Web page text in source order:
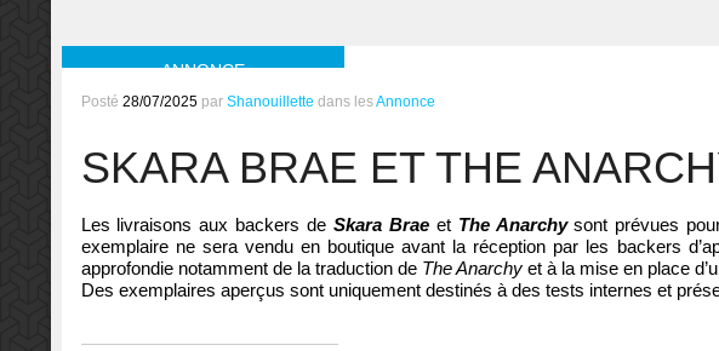
ANNONCE
Posté 28/07/2025 par Shanouillette dans lesAnnonce
SKARA BRAE ET THE
Les livraisons aux backers de Skara Braeet The Anarchysont prévues
exemplaire ne sera vendu en boutique avant la réception par les backers
approfondie notamment de la traduction de The Anarchyet à la mise en place
Des exemplaires aperçus sont uniquement destinés à des tests internes et